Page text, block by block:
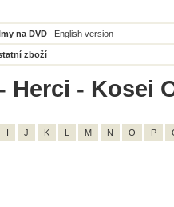
na DVD English version
zboží
Herci - Kosei
I J K L M N O P